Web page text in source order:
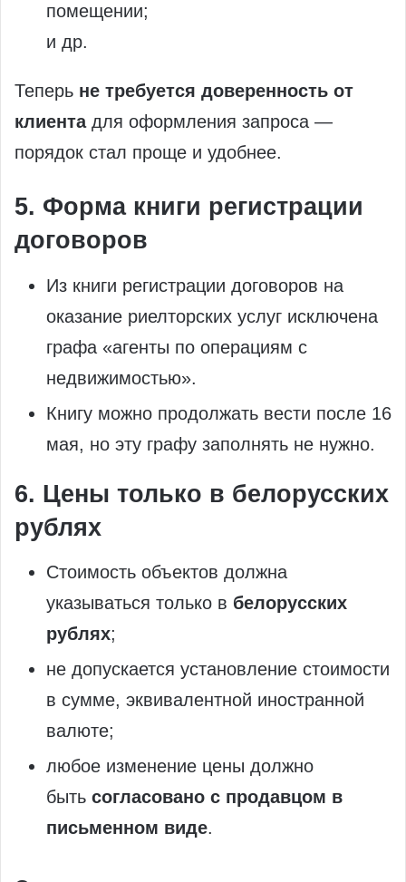
помещении;
и др.
Теперь не требуется доверенность от
клиентадля оформления запроса —
порядок стал проще и удобнее.
5. Форма книги регистрации
договоров
Из книги регистрации договоров на
оказание риелторских услуг исключена
графа «агенты по операциям с
недвижимостью».
Книгу можно продолжать вести после 16
мая, но эту графу заполнять не нужно.
6. Цены только в белорусских
рублях
Стоимость объектов должна
указываться только в белорусских
рублях;
не допускается установление стоимости
в сумме, эквивалентной иностранной
валюте;
любое изменение цены должно
быть согласовано с продавцом в
письменном виде.